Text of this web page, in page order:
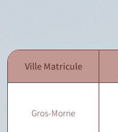
Ville Matricule
Gros-Morne